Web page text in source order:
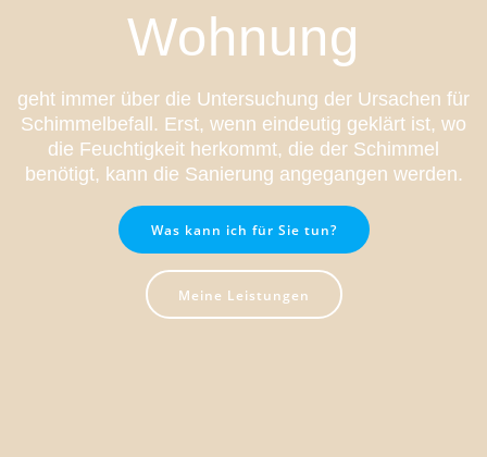
Wohnung
geht immer über die Untersuchung der Ursachen für
Schimmelbefall. Erst, wenn eindeutig geklärt ist, wo
die Feuchtigkeit herkommt, die der Schimmel
benötigt, kann die Sanierung angegangen werden.
Was kann ich für Sie tun?
Meine Leistungen